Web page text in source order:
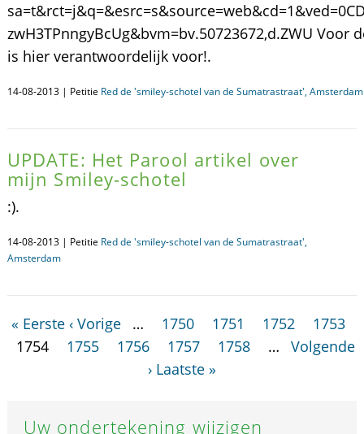
zwH3TPnngyBcUg&bvm=bv.50723672,d.ZWU
is hier verantwoordelijk voor!.
14-08-2013 | Petitie Red de 'smiley-schotel van de Sumatrastraat', Amsterdam
UPDATE: Het Parool artikel over
mijn Smiley-schotel
:).
14-08-2013 | Petitie Red de 'smiley-schotel van de Sumatrastraat',
Amsterdam
« Eerste ‹ Vorige … 1750 1751 1752
1753
1754
1755 1756 1757 1758 …
Volgende
› Laatste »
Uw ondertekening wijzigen